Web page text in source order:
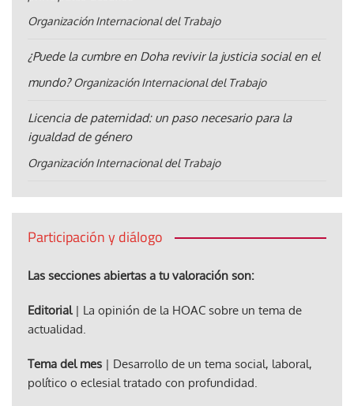
Organización Internacional del Trabajo
¿Puede la cumbre en Doha revivir la justicia social en el
mundo? Organización Internacional del Trabajo
Licencia de paternidad: un paso necesario para la
igualdad de género
Organización Internacional del Trabajo
Participación y diálogo
Las secciones abiertas a tu valoración son:
Editorial| La opinión de la HOAC sobre un tema de
actualidad.
Tema del mes | Desarrollo de un tema social, laboral,
político o eclesial tratado con profundidad.